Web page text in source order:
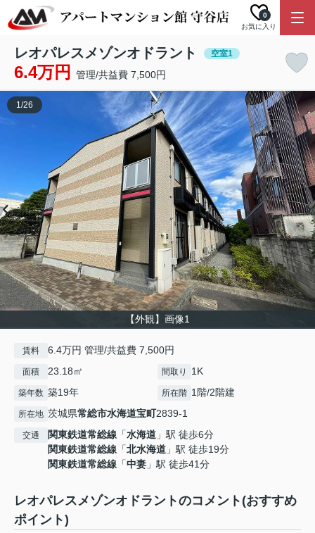
お気に入り
0
レオパレスメゾンオドラント 空室1
6.4万円 管理/共益費 7,500円
【外観】画像1
1/26
賃料 6.4万円 管理/共益費 7,500円
面積 23.18㎡ 間取り 1K
築年数 築19年 所在階 1階/2階建
所在地 茨城県常総市水海道宝町2839-1
交通 関東鉄道常総線 「水海道 」駅 徒歩6分
関東鉄道常総線 「北水海道 」駅 徒歩19分
関東鉄道常総線 「中妻 」駅 徒歩41分
レオパレスメゾンオドラントのコメント(おすすめ
ポイント)